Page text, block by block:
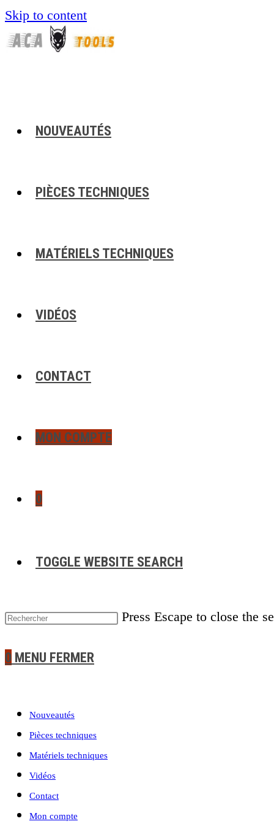
Skip to content
NOUVEAUTÉS
PIÈCES TECHNIQUES
MATÉRIELS TECHNIQUES
VIDÉOS
CONTACT
MON COMPTE
0
TOGGLE WEBSITE SEARCH
Press Escape to close the
0 MENU FERMER
Nouveautés
Pièces techniques
Matériels techniques
Vidéos
Contact
Mon compte